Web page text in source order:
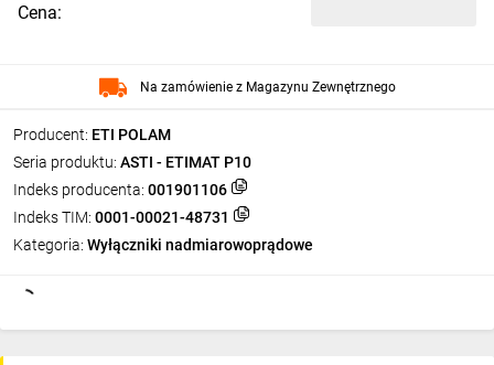
Producent: ETI POLAM
Seria produktu: ASTI - ETIMAT P10
Indeks producenta: 001901106
Indeks TIM: 0001-00021-48731
Kategoria: Wyłączniki nadmiarowoprądowe
Cena:
Na zamówienie z Magazynu Zewnętrznego